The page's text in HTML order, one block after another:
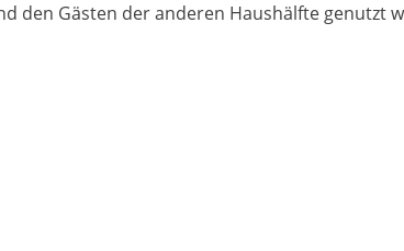
den Gästen der anderen Haushälfte genutzt